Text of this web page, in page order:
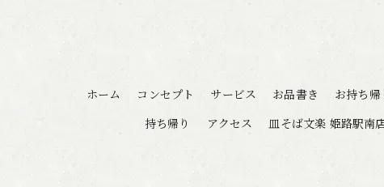
ホーム コンセプト サービス お品書き お持ち
持ち帰り
アクセス 皿そば文楽 姫路駅南